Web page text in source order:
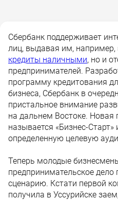
Сбербанк поддерживает
лиц, выдавая им,
кредиты наличными, но и
предпринимателей.
программу кредитования
бизнеса, Сбербанк в
пристальное внимание
на дальнем Востоке.
называется «Бизнес-Старт»
определенную целевую
Теперь молодые
предпринимательское дело
сценарию. Кстати первой
получила в Уссурийске